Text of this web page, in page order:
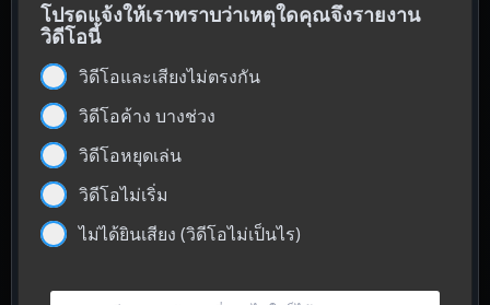
โปรดแจ้งให้เราทราบว่าเหตุใดคุณจึงรายงาน
วิดีโอนี้
วิดีโอและเสียงไม่ตรงกัน
วิดีโอค้าง บางช่วง
วิดีโอหยุดเล่น
วิดีโอไม่เริ่ม
ไม่ได้ยินเสียง (วิดีโอไม่เป็นไร)